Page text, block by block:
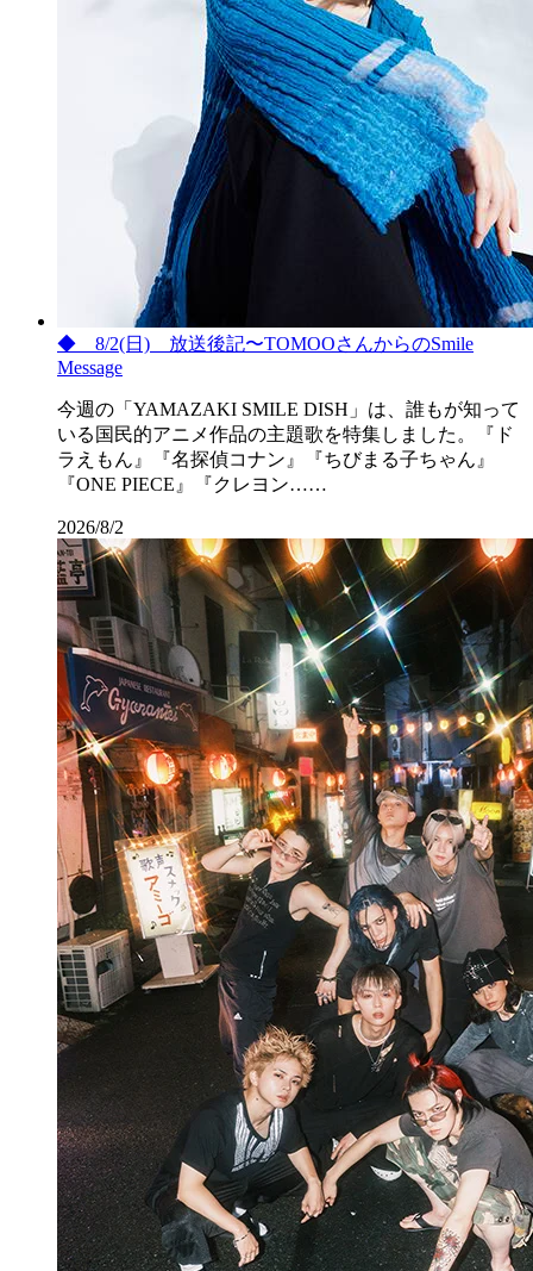
◆ 8/2(日) 放送後記〜TOMOOさんからのSmile
Message
今週の「YAMAZAKI SMILE DISH」は、誰もが知って
いる国民的アニメ作品の主題歌を特集しました。『ド
ラえもん』『名探偵コナン』『ちびまる子ちゃん』
『ONE PIECE』『クレヨン……
2026/8/2